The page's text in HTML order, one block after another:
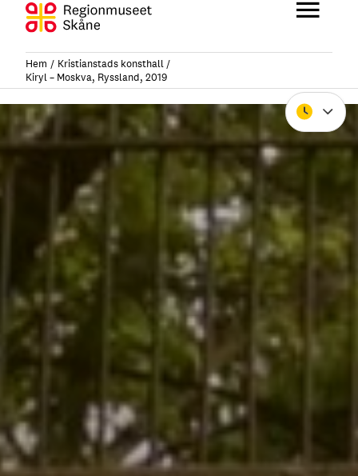
Hoppa
Stäng
Hem
Kristianstads konsthall
Kiryl – Moskva, Ryssland, 2019